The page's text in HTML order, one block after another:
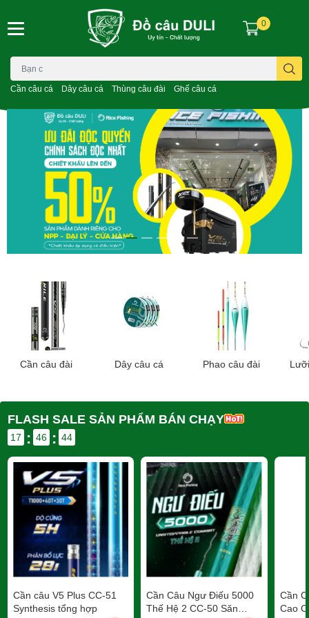
Cần câu cá Dây câu cá Thùng câu đài Ghế câu cá
0
Cần câu đài Dây câu cá Phao câu đài
FLASH SALE SẢN PHẨM BÁN CHẠY
17 : 46 : 42
Cần câu V5 Plus CC-51
Synthesis tổng hợp
Cần Câu Ngư Điếu 5000
Thế Hệ 2 CC-50 Săn
Cần
Cao